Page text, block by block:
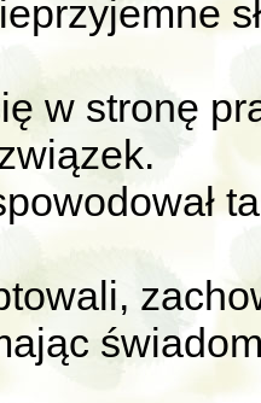
w stronę